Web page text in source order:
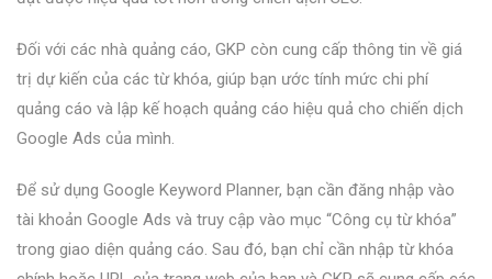
Đối với các nhà quảng cáo, GKP còn cung cấp thông tin về giá
trị dự kiến của các từ khóa, giúp bạn ước tính mức chi phí
quảng cáo và lập kế hoạch quảng cáo hiệu quả cho chiến dịch
Google Ads của mình.
Để sử dụng Google Keyword Planner, bạn cần đăng nhập vào
tài khoản Google Ads và truy cập vào mục “Công cụ từ khóa”
trong giao diện quảng cáo. Sau đó, bạn chỉ cần nhập từ khóa